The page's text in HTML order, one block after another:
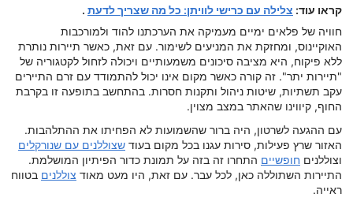
קראו עוד: צלילה עם כרישי לוויתן: כל מה שצריך לדעת .
חוויה של פלאים ימיים מעמיקה את הערכתנו להוד ולמורכבות
האוקיינוס, ומחזקת את המניעים לשימור. עם זאת, כאשר תיירות נותרת
ללא פיקוח, היא מציבה סיכונים משמעותיים ויכולה לזחול לקטגוריה של
"תיירות יתר". זה קורה כאשר מקום אינו יכול להתמודד עם זרם התיירים
עקב תשתיות, שיטות ניהול ותקנות חסרות. בהתחשב בתופעה זו בקרבת
החוף, קיווינו שהאתר במצב מצוין.
עם ההגעה לשרטון, היה ברור שהשמועות לא הפחיתו את ההתלהבות.
האזור שרץ פעילות, סירות עגנו בכל מקום בעוד שצוללנים עם שנורקלים
וצוללנים חופשיים התחרו זה בזה על תמונת כדור הפיתיון המושלמת.
התיירות השתוללה כאן, לכל עבר. עם זאת, היו מעט מאוד צוללנים בטווח
ראייה.